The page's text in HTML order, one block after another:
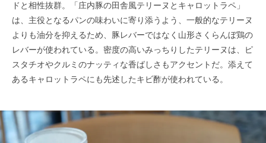
ドと相性抜群。「庄内豚の田舎風テリーヌとキャロットラペ」
は、主役となるパンの味わいに寄り添うよう、一般的なテリーヌ
よりも油分を抑えるため、豚レバーではなく山形さくらんぼ鶏の
レバーが使われている。密度の高いみっちりしたテリーヌは、ピ
スタチオやクルミのナッティな香ばしさもアクセントだ。添えて
あるキャロットラペにも先述したキビ酢が使われている。